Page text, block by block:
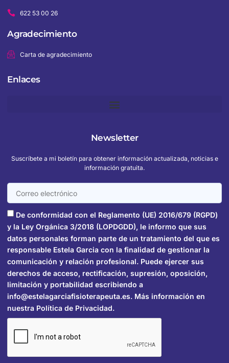
622 53 00 26
Agradecimiento
Carta de agradecimiento
Enlaces
Newsletter
Suscríbete a mi boletín para obtener información actualizada, noticias e
información gratuita.
De conformidad con el Reglamento (UE) 2016/679 (RGPD)
y la Ley Orgánica 3/2018 (LOPDGDD), le informo que sus
datos personales forman parte de un tratamiento del que es
responsable Estela Garcia con la finalidad de gestionar la
comunicación y relación profesional. Puede ejercer sus
derechos de acceso, rectificación, supresión, oposición,
limitación y portabilidad escribiendo a
info@estelagarciafisioterapeuta.es. Más información en
nuestra Política de Privacidad.